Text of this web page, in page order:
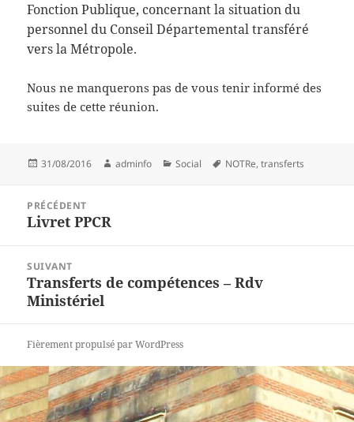
Fonction Publique, concernant la situation du
personnel du Conseil Départemental transféré
vers la Métropole.
Nous ne manquerons pas de vous tenir informé des
suites de cette réunion.
Publié
31/08/2016 Auteur
adminfo Catégories
Social
Mots-
NOTRe,transferts
l’article
PRÉCÉDENT
Article
Livret PPCR
SUIVANT
Article
suivant :
Transferts de compétences – Rdv
Ministériel
Fièrement propulsé par WordPress